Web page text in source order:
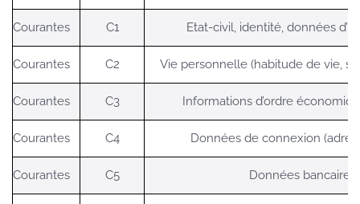
Courantes C1 Etat-civil, identité, données
Courantes C2 Vie personnelle (habitude de vie,
Courantes C3 Informations d’ordre
Courantes C4 Données de connexion
Courantes C5 Données bancaires